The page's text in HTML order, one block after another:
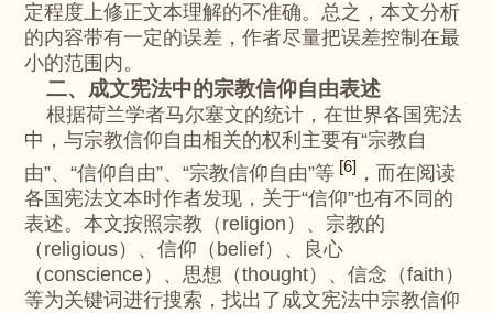
定程度上修正文本理解的不准确。总之，本文分析
的内容带有一定的误差，作者尽量把误差控制在最
小的范围内。
二、成文宪法中的宗教信仰自由表述
根据荷兰学者马尔塞文的统计，在世界各国宪法
中，与宗教信仰自由相关的权利主要有“宗教自
由”、“信仰自由”、“宗教信仰自由”等 [6] ，而在阅读
各国宪法文本时作者发现，关于“信仰”也有不同的
表述。本文按照宗教（religion）、宗教的
（religious）、信仰（belief）、良心
（conscience）、思想（thought）、信念（faith）
等为关键词进行搜索，找出了成文宪法中宗教信仰